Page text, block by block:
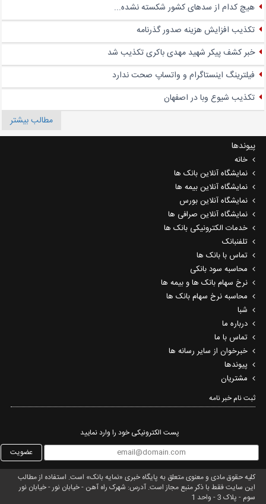
هیچ کدام از سدهای کشور شکسته نشده...
تکذیب افزایش هزینه صدور گذرنامه
خبر کشف پیکر شهید مهدی باکری تکذیب شد
فیلترینگ اینستاگرام و واتساپ صحت ندارد
تکذیب شیوع وبا در اصفهان
مطالب بیشتر
پیوندها
خانه
نمایشگاه آنلاین بانک ها
نمایشگاه آنلاین بیمه ها
نمایشگاه آنلاین بورس
نمایشگاه آنلاین صرافی ها
خدمات الکترونیکی بانک ها
تلفنبانک
تماس با بانک ها
محاسبه سود بانکی
نرخ سهام بانک ها و بیمه ها
محاسبه نرخ سهام بانک ها
شبا
درباره ما
تماس با ما
خبرخوان از سایر رسانه ها
پیوندها
مشتریان
ثبت نام خبر نامه‌
پست الکترونیکی خود را وارد نمایید
عضویت
کلیه حقوق مادی و معنوی متعلق به پایگاه خبری «نمایه بانک» است. استفاده از مطالب
این سایت فقط با ذکر منبع مجاز است. آدرس: شهرک راه آهن - خیابان نور - خیابان نور
سوم - پلاک 3 - واحد 1